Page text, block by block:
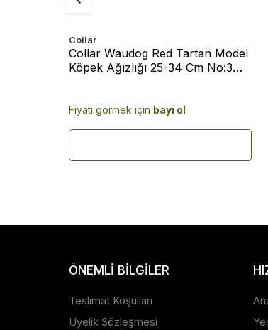
Collar
Collar Waudog Red Tartan Model
Köpek Ağızlığı 25-34 Cm No:3
Fiyatı görmek için bayi ol
ÖNEMLI BILGILER
Teslimat Koşulları
Üyelik Sözleşmesi